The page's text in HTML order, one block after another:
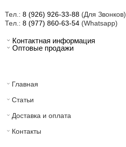
Тел.: 8 (926) 926-33-88 (Для Звонков),
Тел.: 8 (977) 860-63-54 (Whatsapp)
Контактная информация
Оптовые продажи
Главная
Статьи
Доставка и оплата
Контакты